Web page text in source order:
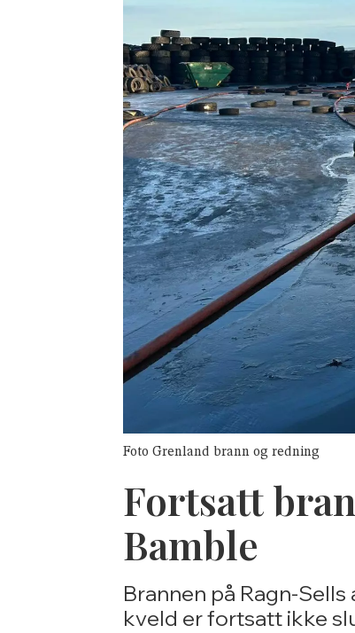
Foto Grenland brann og redning
Fortsatt
Bamble
Brannen på Ragn-
kveld er fortsatt ikke